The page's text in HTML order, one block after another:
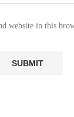
website in this